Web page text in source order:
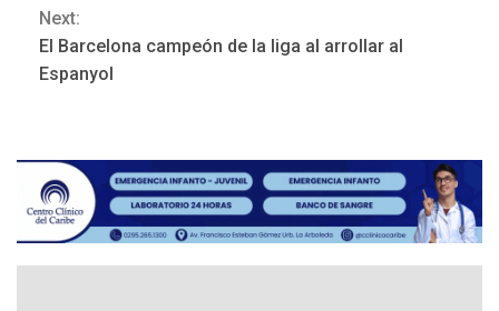
Next:
El Barcelona campeón de la liga al arrollar al
Espanyol
3
diálogo en Venezuela
4
nueva mesa de diálogo
INTERNACIONALES ÚLTIMA HORA